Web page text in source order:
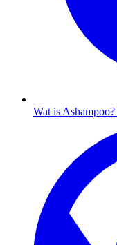
Wat is Ashampoo?